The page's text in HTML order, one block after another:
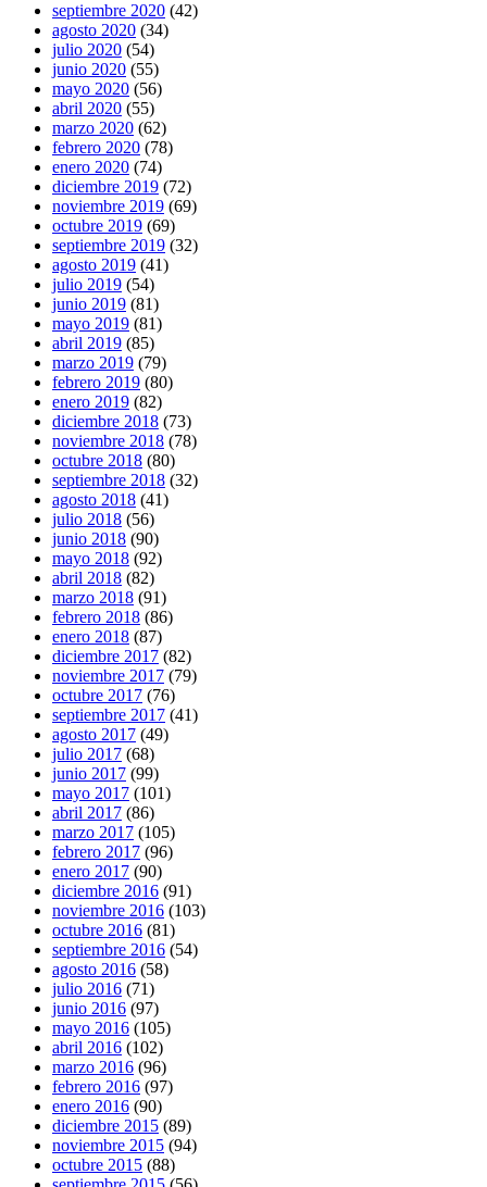
septiembre 2020 (42)
agosto 2020 (34)
julio 2020 (54)
junio 2020 (55)
mayo 2020 (56)
abril 2020 (55)
marzo 2020 (62)
febrero 2020 (78)
enero 2020 (74)
diciembre 2019 (72)
noviembre 2019 (69)
octubre 2019 (69)
septiembre 2019 (32)
agosto 2019 (41)
julio 2019 (54)
junio 2019 (81)
mayo 2019 (81)
abril 2019 (85)
marzo 2019 (79)
febrero 2019 (80)
enero 2019 (82)
diciembre 2018 (73)
noviembre 2018 (78)
octubre 2018 (80)
septiembre 2018 (32)
agosto 2018 (41)
julio 2018 (56)
junio 2018 (90)
mayo 2018 (92)
abril 2018 (82)
marzo 2018 (91)
febrero 2018 (86)
enero 2018 (87)
diciembre 2017 (82)
noviembre 2017 (79)
octubre 2017 (76)
septiembre 2017 (41)
agosto 2017 (49)
julio 2017 (68)
junio 2017 (99)
mayo 2017 (101)
abril 2017 (86)
marzo 2017 (105)
febrero 2017 (96)
enero 2017 (90)
diciembre 2016 (91)
noviembre 2016 (103)
octubre 2016 (81)
septiembre 2016 (54)
agosto 2016 (58)
julio 2016 (71)
junio 2016 (97)
mayo 2016 (105)
abril 2016 (102)
marzo 2016 (96)
febrero 2016 (97)
enero 2016 (90)
diciembre 2015 (89)
noviembre 2015 (94)
octubre 2015 (88)